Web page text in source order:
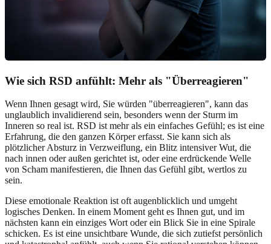
Wie sich RSD anfühlt: Mehr als "Überreagieren"
Wenn Ihnen gesagt wird, Sie würden "überreagieren", kann das
unglaublich invalidierend sein, besonders wenn der Sturm im
Inneren so real ist. RSD ist mehr als ein einfaches Gefühl; es ist eine
Erfahrung, die den ganzen Körper erfasst. Sie kann sich als
plötzlicher Absturz in Verzweiflung, ein Blitz intensiver Wut, die
nach innen oder außen gerichtet ist, oder eine erdrückende Welle
von Scham manifestieren, die Ihnen das Gefühl gibt, wertlos zu
sein.
Diese emotionale Reaktion ist oft augenblicklich und umgeht
logisches Denken. In einem Moment geht es Ihnen gut, und im
nächsten kann ein einziges Wort oder ein Blick Sie in eine Spirale
schicken. Es ist eine unsichtbare Wunde, die sich zutiefst persönlich